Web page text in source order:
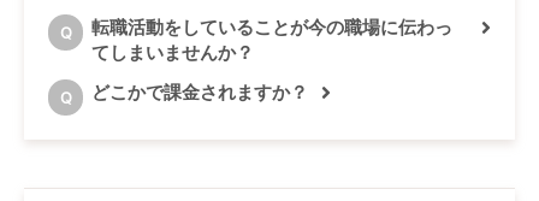
Q
転職活動をしていることが今の職場に伝わっ
てしまいませんか？
Q どこかで課金されますか？